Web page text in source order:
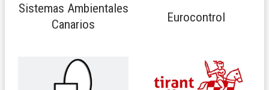
Sistemas Ambientales
Canarios
Eurocontrol